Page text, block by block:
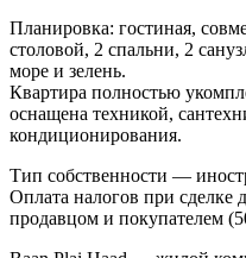
Планировка: гостиная,
столовой, 2 спальни, 2
море и зелень.
Квартира полностью
оснащена техникой,
кондиционирования.
Тип собственности —
Оплата налогов при сделке
продавцом и покупателем